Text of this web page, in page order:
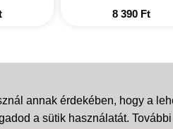
8 390 Ft
annak érdekében, hogy a
a sütik használatát.